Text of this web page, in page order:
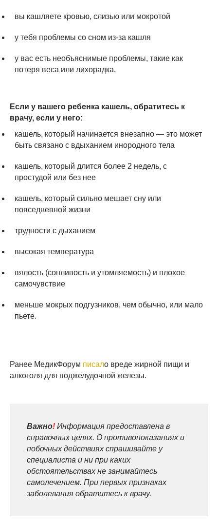
вы кашляете кровью, слизью или мокротой
у тебя проблемы со сном из-за кашля
у вас есть необъяснимые проблемы, такие как
потеря веса или лихорадка.
Если у вашего ребенка кашель, обратитесь к
врачу, если у него:
кашель, который начинается внезапно — это может
быть связано с вдыханием инородного тела
кашель, который длится более 2 недель, с
простудой или без нее
кашель, который сильно мешает сну или
повседневной жизни
трудности с дыханием
высокая температура
вялость (сонливость и утомляемость) и плохое
самочувствие
меньше мокрых подгузников, чем обычно, или мало
пьете.
Ранее МедикФорум писало вреде жирной пищи и
алкоголя для поджелудочной железы.
Важно! Информация предоставлена в
справочных целях. О противопоказаниях и
побочных действиях спрашивайте у
специалиста и ни при каких
обстоятельствах не занимайтесь
самолечением. При первых признаках
заболевания обратитесь к врачу.